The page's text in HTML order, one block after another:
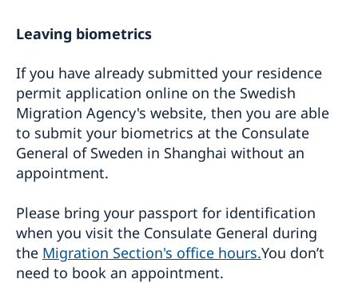
Leaving biometrics
If you have already submitted your residence
permit application online on the Swedish
Migration Agency's website, then you are able
to submit your biometrics at the Consulate
General of Sweden in Shanghai without an
appointment.
Please bring your passport for identification
when you visit the Consulate General during
the Migration Section's office hours.You don’t
need to book an appointment.